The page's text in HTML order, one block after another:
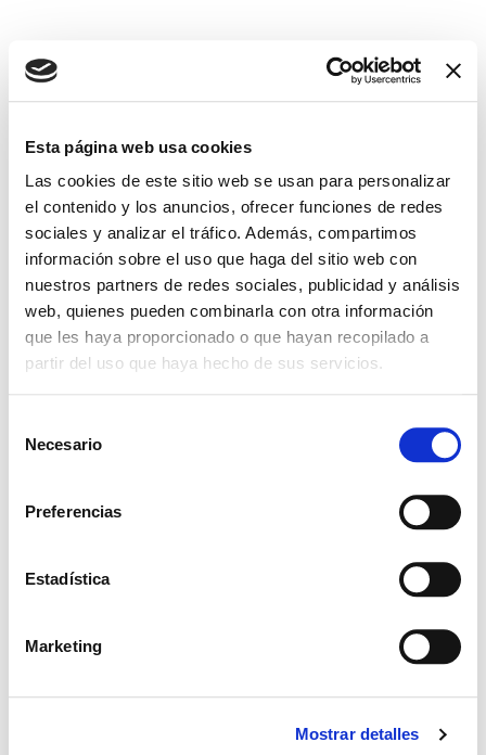
Esta página web usa cookies
Las cookies de este sitio web se usan para personalizar
el contenido y los anuncios, ofrecer funciones de redes
sociales y analizar el tráfico. Además, compartimos
información sobre el uso que haga del sitio web con
nuestros partners de redes sociales, publicidad y análisis
web, quienes pueden combinarla con otra información
que les haya proporcionado o que hayan recopilado a
partir del uso que haya hecho de sus servicios.
Necesario
Preferencias
Estadística
Marketing
Mostrar detalles
+ iCal / Outlook export